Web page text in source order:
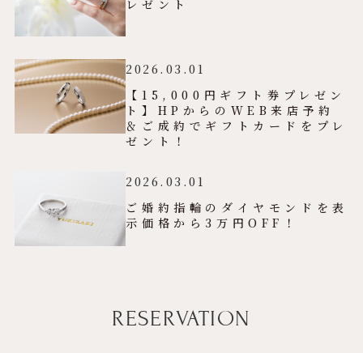
レゼント
2026.03.01
【15,000円ギフト券プレゼン
ト】HPからのWEB来店予約
＆ご成約でギフトカードをプレ
ゼント！
2026.03.01
ご婚約指輪のダイヤモンドを表
示価格から3万円OFF！
RESERVATION